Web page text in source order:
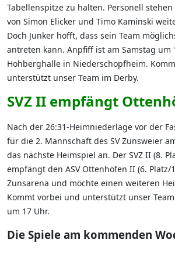
Tabellenspitze zu halten. Personell
von Simon Elicker und Timo Kaminski
Doch Junker hofft, dass sein Team
antreten kann. Anpfiff ist am Samstag um
Hohberghalle in Niederschopfheim.
unterstützt unser Team im Derby.
SVZ II empfängt
Nach der 26:31-Heimniederlage vor der
für die 2. Mannschaft des SV Zunsweier
das nächste Heimspiel an. Der SVZ II (8.
empfängt den ASV Ottenhöfen II (6. Platz/
Zunsarena und möchte einen weiteren
Kommt vorbei und unterstützt unser
um 17 Uhr.
Die Spiele am kommenden